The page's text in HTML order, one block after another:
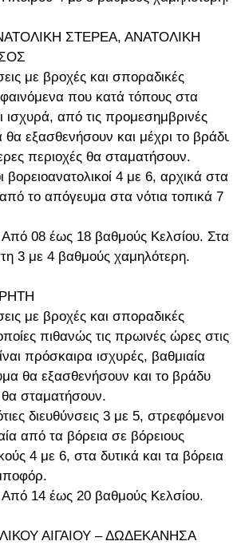
ΣΤΕΡΕΑ, ΑΝΑΤΟΛΙΚΗ
με βροχές και σποραδικές
φαινόμενα που κατά τόπους στα
ισχυρά, από τις προμεσημβρινές
εξασθενήσουν και μέχρι το βράδυ
περιοχές θα σταματήσουν.
βορειοανατολικοί 4 με 6, αρχικά στα
το απόγευμα στα νότια τοπικά 7
08 έως 18 βαθμούς Κελσίου. Στα
3 με 4 βαθμούς χαμηλότερη.
με βροχές και σποραδικές
πιθανώς τις πρωινές ώρες στις
πρόσκαιρα ισχυρές, βαθμιαία
θα εξασθενήσουν και το βράδυ
θα σταματήσουν.
διευθύνσεις 3 με 5, στρεφόμενοι
από τα βόρεια σε βόρειους
4 με 6, στα δυτικά και τα βόρεια
14 έως 20 βαθμούς Κελσίου.
ΑΙΓΑΙΟΥ – ΔΩΔΕΚΑΝΗΣΑ